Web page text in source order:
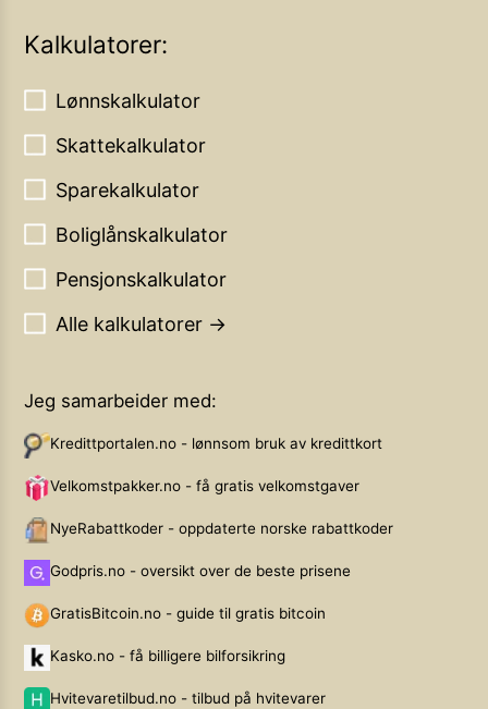
Kalkulatorer:
Lønnskalkulator
Skattekalkulator
Sparekalkulator
Boliglånskalkulator
Pensjonskalkulator
Alle kalkulatorer →
Jeg samarbeider med:
Kredittportalen.no - lønnsom bruk av kredittkort
Velkomstpakker.no - få gratis velkomstgaver
NyeRabattkoder - oppdaterte norske rabattkoder
Godpris.no - oversikt over de beste prisene
GratisBitcoin.no - guide til gratis bitcoin
Kasko.no - få billigere bilforsikring
Hvitevaretilbud.no - tilbud på hvitevarer